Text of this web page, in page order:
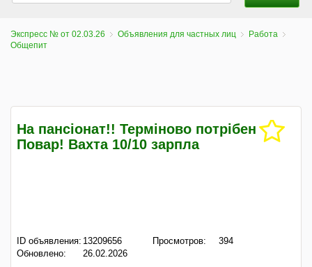
Экспресс № от 02.03.26 Объявления для частных лиц
Работа
Общепит
На пансіонат!! Терміново потрібен
Повар! Вахта 10/10 зарпла
ID объявления: 13209656
Обновлено:
26.02.2026
Просмотров: 394